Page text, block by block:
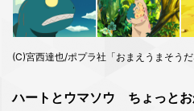
(C)宮西達也/ポプラ社「おまえうまそう
ハートとウマソウ ちょっとお